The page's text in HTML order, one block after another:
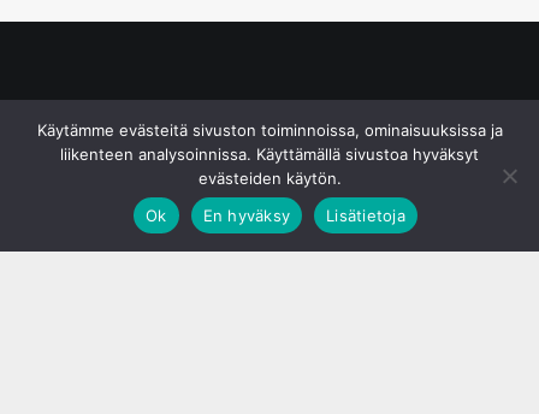
Käytämme evästeitä sivuston toiminnoissa, ominaisuuksissa ja
liikenteen analysoinnissa. Käyttämällä sivustoa hyväksyt
evästeiden käytön.
Ok
En hyväksy Lisätietoja